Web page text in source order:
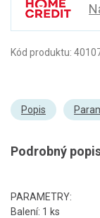
Kód produktu:
Popis
Podrobný
PARAMETRY:
Balení: 1 ks